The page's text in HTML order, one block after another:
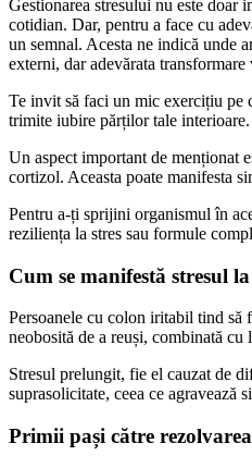
Gestionarea stresului nu este doar
cotidian. Dar, pentru a face cu
un semnal. Acesta ne indică unde
externi, dar adevărata
Te invit să faci un mic exercițiu pe
trimite iubire părților tale
Un aspect important de menționat
cortizol. Aceasta poate manifesta
Pentru a-ți sprijini organismul în
reziliența la stres sau formule
Cum se manifestă stresul
Persoanele cu colon iritabil tind să
neobosită de a reuși, combinată
Stresul prelungit, fie el cauzat de
suprasolicitate, ceea ce agravează
Primii pași către